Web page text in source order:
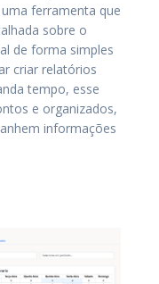
uma ferramenta que
sobre o
de forma simples
criar relatórios
tempo, esse
e organizados,
informações